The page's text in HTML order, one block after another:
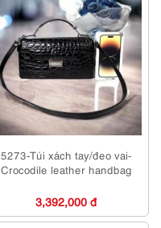
5273-Túi xách tay/đeo vai-
Crocodile leather handbag
3,392,000 đ